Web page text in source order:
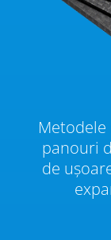
panouri
de